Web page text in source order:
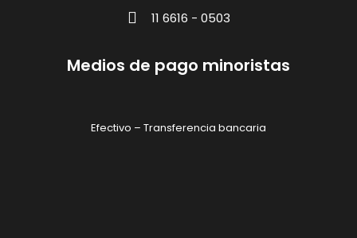
11 6616 - 0503
Medios de pago minoristas
Efectivo – Transferencia bancaria